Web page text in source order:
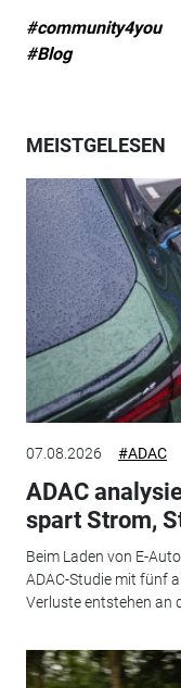
#community4you
#Blog
MEISTGELESEN
07.08.2026 #ADAC
ADAC
spart Strom,
Beim Laden von E-
ADAC-Studie mit fünf
Verluste entstehen an